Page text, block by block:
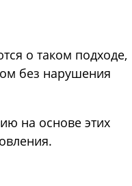
о таком подходе,
без нарушения
на основе этих